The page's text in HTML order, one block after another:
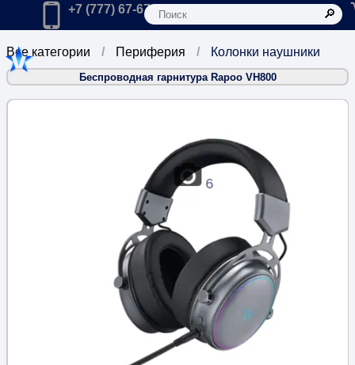
Главная
Позвонить в компанию по телефону:
+7 (777) 67-67-666
Колонки наушники
Периферия
Все категории
Беспроводная гарнитура Rapoo VH800